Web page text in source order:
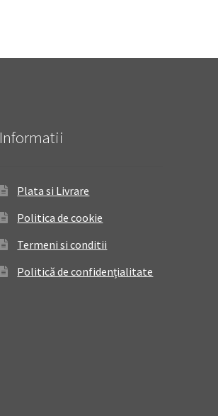
Informatii
Plata si Livrare
Politica de cookie
Termeni si conditii
Politică de confidențialitate